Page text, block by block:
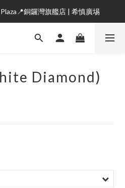
銅鑼灣旗艦店 | 希慎廣埸
Diamond)